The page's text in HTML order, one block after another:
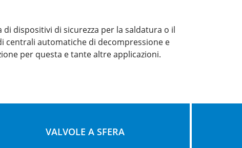
di dispositivi di sicurezza per la saldatura o il
automatiche di decompressione e
per questa e tante altre applicazioni.
VALVOLE A SFERA